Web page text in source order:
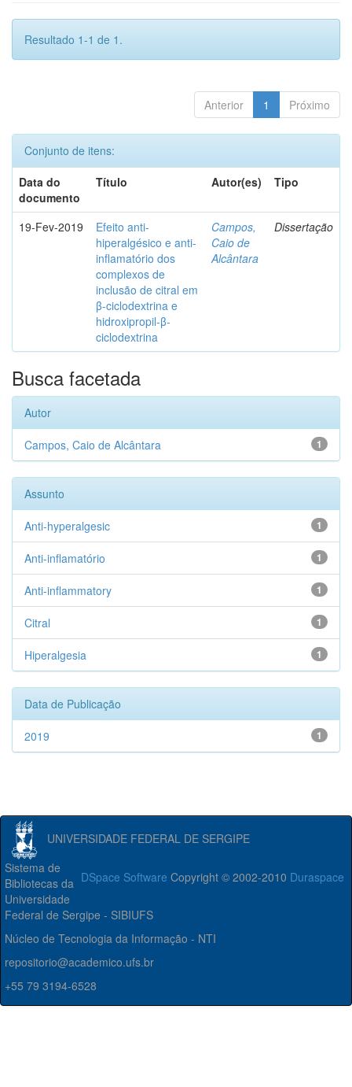
Resultado 1-1 de 1.
Anterior 1 Próximo
Conjunto de itens:
Data do
documento
Título Autor(es) Tipo
19-Fev-2019
Efeito anti-
hiperalgésico e anti-
inflamatório dos
complexos de
inclusão de citral em
β-ciclodextrina e
hidroxipropil-β-
ciclodextrina
Campos,
Caio de
Alcântara
Dissertação
Busca facetada
Autor
1
Campos, Caio de Alcântara
Assunto
1
Anti-hyperalgesic
1
Anti-inflamatório
1
Anti-inflammatory
1
Citral
1
Hiperalgesia
Data de Publicação
1
2019
UNIVERSIDADE FEDERAL DE SERGIPE
DSpace Software Copyright © 2002-2010 Duraspace
Sistema de
Bibliotecas da
Universidade
Federal de Sergipe - SIBIUFS
Núcleo de Tecnologia da Informação - NTI
repositorio@academico.ufs.br
+55 79 3194-6528